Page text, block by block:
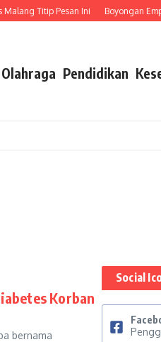
Titip Pesan Ini Boyongan
Olahraga Pendidikan
Korban
bernama
Social